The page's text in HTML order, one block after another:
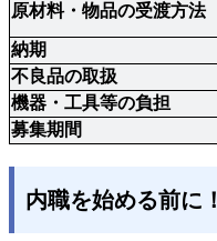
原材料・物品の受渡方法
納期
不良品の取扱
機器・工具等の負担
募集期間
内職を始める前に！